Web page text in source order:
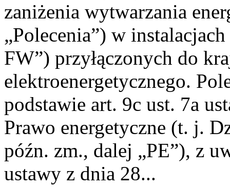
zaniżenia wytwarzania
„Polecenia”) w
FW”) przyłączonych do
elektroenergetycznego.
podstawie art. 9c ust. 7a
Prawo energetyczne (t. j.
późn. zm., dalej „PE”), z
ustawy z dnia 28...